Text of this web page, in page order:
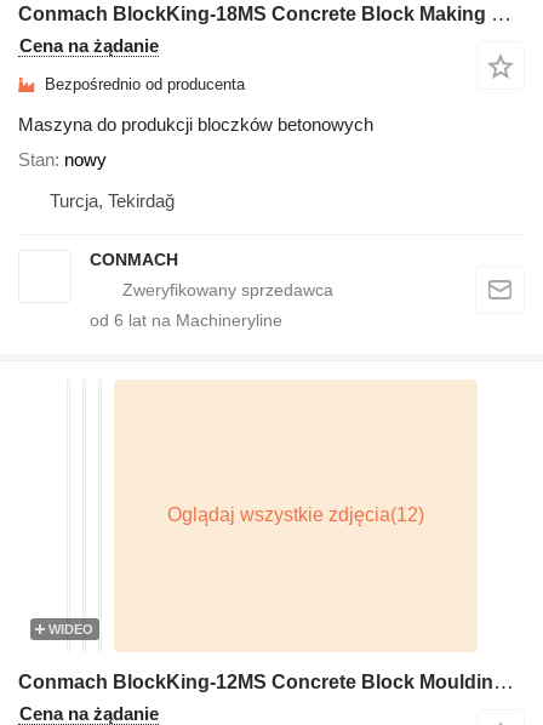
Conmach BlockKing-18MS Concrete Block Making Machine - 7.000 units/shift
Cena na żądanie
Bezpośrednio od producenta
Maszyna do produkcji bloczków betonowych
Stan nowy
Turcja, Tekirdağ
CONMACH
od 6 lat na Machineryline
WIDEO
Conmach BlockKing-12MS Concrete Block Moulding Machine - 5.000 of 6''
Cena na żądanie